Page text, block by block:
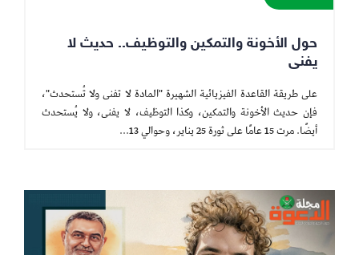
حول الأخونة والتمكين والتوظيف.. حديث لا
يفنى
على طريقة القاعدة الفيزيائية الشهيرة "المادة لا تفنى ولا تُستحدث"،
فإن حديث الأخونة والتمكين، وكذا التوظيف، لا يفنى، ولا يُستحدث
أيضًا. مرت 15 عامًا على ثورة 25 يناير، وحوالي 13...